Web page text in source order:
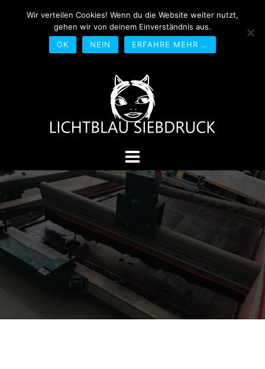
0170-4800361
drucken@lichtblau-
siebdruck.de
Schwedlerstraße 1 - 5 60314
Frankfurt
Wir verteilen Cookies! Wenn du die Website weiter nutzt,
gehen wir von deinem Einverständnis aus.
OK
NEIN ERFAHRE MEHR …